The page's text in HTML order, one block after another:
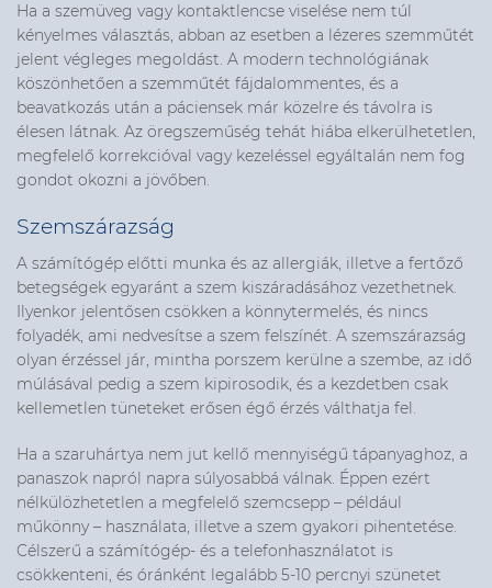
Ha a szemüveg vagy kontaktlencse viselése nem túl
kényelmes választás, abban az esetben a lézeres szemműtét
jelent végleges megoldást. A modern technológiának
köszönhetően a szemműtét fájdalommentes, és a
beavatkozás után a páciensek már közelre és távolra is
élesen látnak. Az öregszeműség tehát hiába elkerülhetetlen,
megfelelő korrekcióval vagy kezeléssel egyáltalán nem fog
gondot okozni a jövőben.
Szemszárazság
A számítógép előtti munka és az allergiák, illetve a fertőző
betegségek egyaránt a szem kiszáradásához vezethetnek.
Ilyenkor jelentősen csökken a könnytermelés, és nincs
folyadék, ami nedvesítse a szem felszínét. A szemszárazság
olyan érzéssel jár, mintha porszem kerülne a szembe, az idő
múlásával pedig a szem kipirosodik, és a kezdetben csak
kellemetlen tüneteket erősen égő érzés válthatja fel.
Ha a szaruhártya nem jut kellő mennyiségű tápanyaghoz, a
panaszok napról napra súlyosabbá válnak. Éppen ezért
nélkülözhetetlen a megfelelő szemcsepp – például
műkönny – használata, illetve a szem gyakori pihentetése.
Célszerű a számítógép- és a telefonhasználatot is
csökkenteni, és óránként legalább 5-10 percnyi szünetet